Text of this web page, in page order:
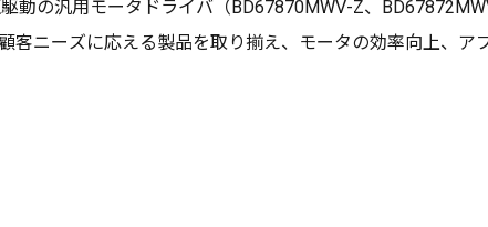
動の汎用モータドライバ（BD67870MWV-Z、
客ニーズに応える製品を取り揃え、モータの効率向上、